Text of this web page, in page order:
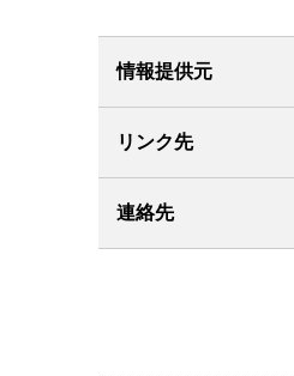
情報提供元
リンク先
連絡先